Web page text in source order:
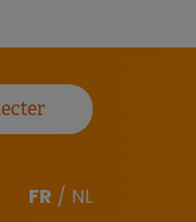
FR / NL